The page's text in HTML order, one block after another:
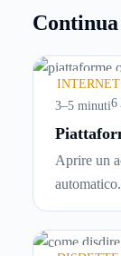
Continua
INTERNET
3–5 minuti6
prima
tempo
Aprire un
password,
leggerle